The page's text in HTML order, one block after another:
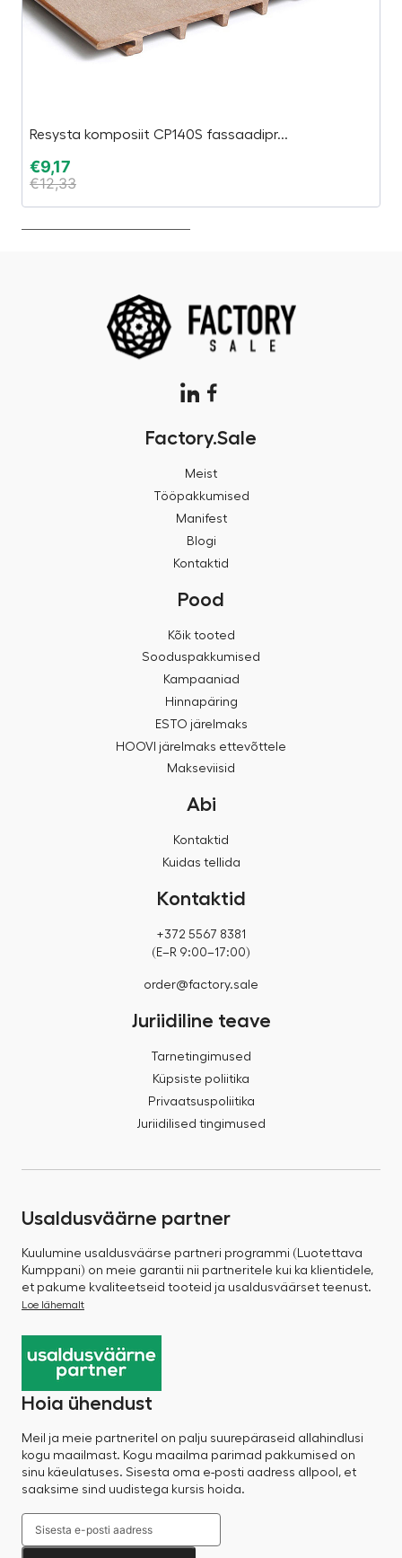
Resysta komposiit CP140S fassaadipr...
€9,17
€12,33
Factory.Sale
Meist
Tööpakkumised
Manifest
Blogi
Kontaktid
Pood
Kõik tooted
Sooduspakkumised
Kampaaniad
Hinnapäring
ESTO järelmaks
HOOVI järelmaks ettevõttele
Makseviisid
Abi
Kontaktid
Kuidas tellida
Kontaktid
+372 5567 8381
(E–R 9:00–17:00)
order@factory.sale
Juriidiline teave
Tarnetingimused
Küpsiste poliitika
Privaatsuspoliitika
Juriidilised tingimused
Usaldusväärne partner
Kuulumine usaldusväärse partneri programmi (Luotettava
Kumppani) on meie garantii nii partneritele kui ka klientidele,
et pakume kvaliteetseid tooteid ja usaldusväärset teenust.
Loe lähemalt
Hoia ühendust
Meil ja meie partneritel on palju suurepäraseid allahindlusi
kogu maailmast. Kogu maailma parimad pakkumised on
sinu käeulatuses. Sisesta oma e-posti aadress allpool, et
saaksime sind uudistega kursis hoida.